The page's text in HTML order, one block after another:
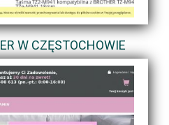
W CZĘSTOCHOWIE